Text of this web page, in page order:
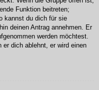
Funktion beitreten;
kannst du dich für sie
deinen Antrag annehmen. Er
werden möchtest.
er dich ablehnt, er wird einen